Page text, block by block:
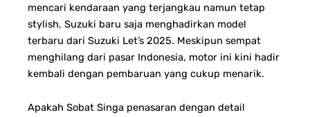
mencari kendaraan yang terjangkau namun tetap
stylish, Suzuki baru saja menghadirkan model
terbaru dari Suzuki Let’s 2025. Meskipun sempat
menghilang dari pasar Indonesia, motor ini kini hadir
kembali dengan pembaruan yang cukup menarik.
Apakah Sobat Singa penasaran dengan detail